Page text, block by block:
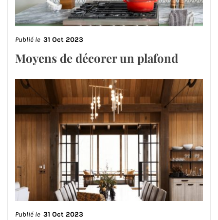
Publié le 31 Oct 2023
Moyens de décorer un plafond
Publié le 31 Oct 2023